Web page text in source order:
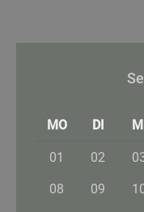
MO DI
01 02
08 09